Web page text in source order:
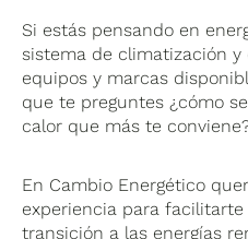
Si estás pensando en
sistema de climatización
equipos y marcas
que te preguntes ¿cómo
calor que más te
En Cambio Energético
experiencia para
transición a las energías